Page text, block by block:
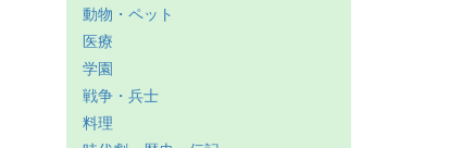
動物・ペット
医療
学園
戦争・兵士
料理